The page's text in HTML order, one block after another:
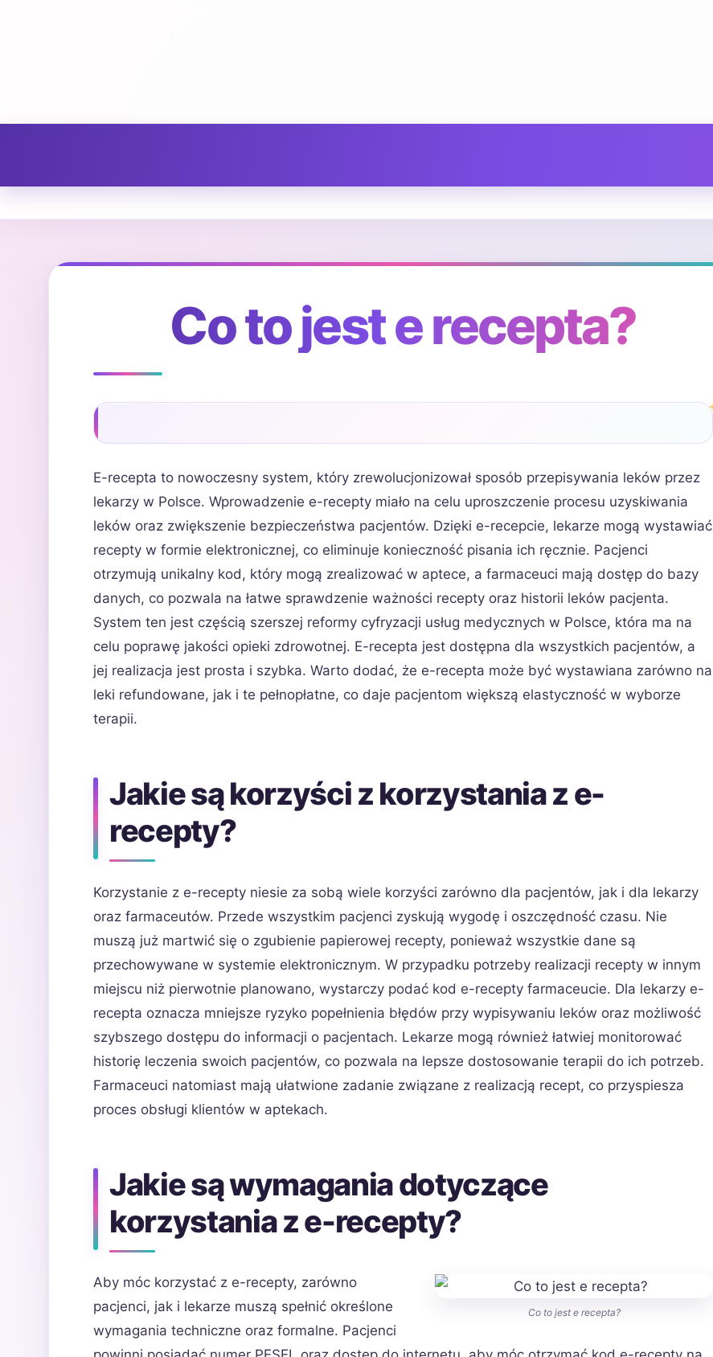
Co to jest e recepta?
E-recepta to nowoczesny system, który zrewolucjonizował sposób przepisywania leków przez
lekarzy w Polsce. Wprowadzenie e-recepty miało na celu uproszczenie procesu uzyskiwania
leków oraz zwiększenie bezpieczeństwa pacjentów. Dzięki e-recepcie, lekarze mogą wystawiać
recepty w formie elektronicznej, co eliminuje konieczność pisania ich ręcznie. Pacjenci
otrzymują unikalny kod, który mogą zrealizować w aptece, a farmaceuci mają dostęp do bazy
danych, co pozwala na łatwe sprawdzenie ważności recepty oraz historii leków pacjenta.
System ten jest częścią szerszej reformy cyfryzacji usług medycznych w Polsce, która ma na
celu poprawę jakości opieki zdrowotnej. E-recepta jest dostępna dla wszystkich pacjentów, a
jej realizacja jest prosta i szybka. Warto dodać, że e-recepta może być wystawiana zarówno na
leki refundowane, jak i te pełnopłatne, co daje pacjentom większą elastyczność w wyborze
terapii.
Jakie są korzyści z korzystania z e-
recepty?
Korzystanie z e-recepty niesie za sobą wiele korzyści zarówno dla pacjentów, jak i dla lekarzy
oraz farmaceutów. Przede wszystkim pacjenci zyskują wygodę i oszczędność czasu. Nie
muszą już martwić się o zgubienie papierowej recepty, ponieważ wszystkie dane są
przechowywane w systemie elektronicznym. W przypadku potrzeby realizacji recepty w innym
miejscu niż pierwotnie planowano, wystarczy podać kod e-recepty farmaceucie. Dla lekarzy e-
recepta oznacza mniejsze ryzyko popełnienia błędów przy wypisywaniu leków oraz możliwość
szybszego dostępu do informacji o pacjentach. Lekarze mogą również łatwiej monitorować
historię leczenia swoich pacjentów, co pozwala na lepsze dostosowanie terapii do ich potrzeb.
Farmaceuci natomiast mają ułatwione zadanie związane z realizacją recept, co przyspiesza
proces obsługi klientów w aptekach.
Jakie są wymagania dotyczące
korzystania z e-recepty?
Co to jest e recepta?
Aby móc korzystać z e-recepty, zarówno
pacjenci, jak i lekarze muszą spełnić określone
wymagania techniczne oraz formalne. Pacjenci